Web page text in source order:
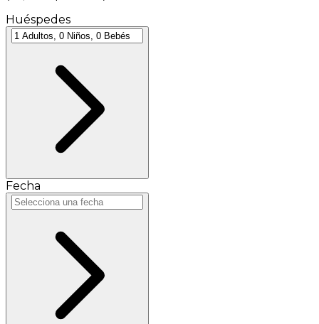
Huéspedes
Fecha